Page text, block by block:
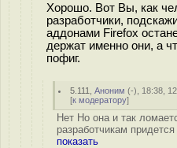
Хорошо. Вот Вы, как
разработчики,
аддонами Firefox
держат именно они, а
пофиг.
5.111 ,Аноним (-), 18:38,
[к модератору]
Нет Но она и так
разработчикам
показать